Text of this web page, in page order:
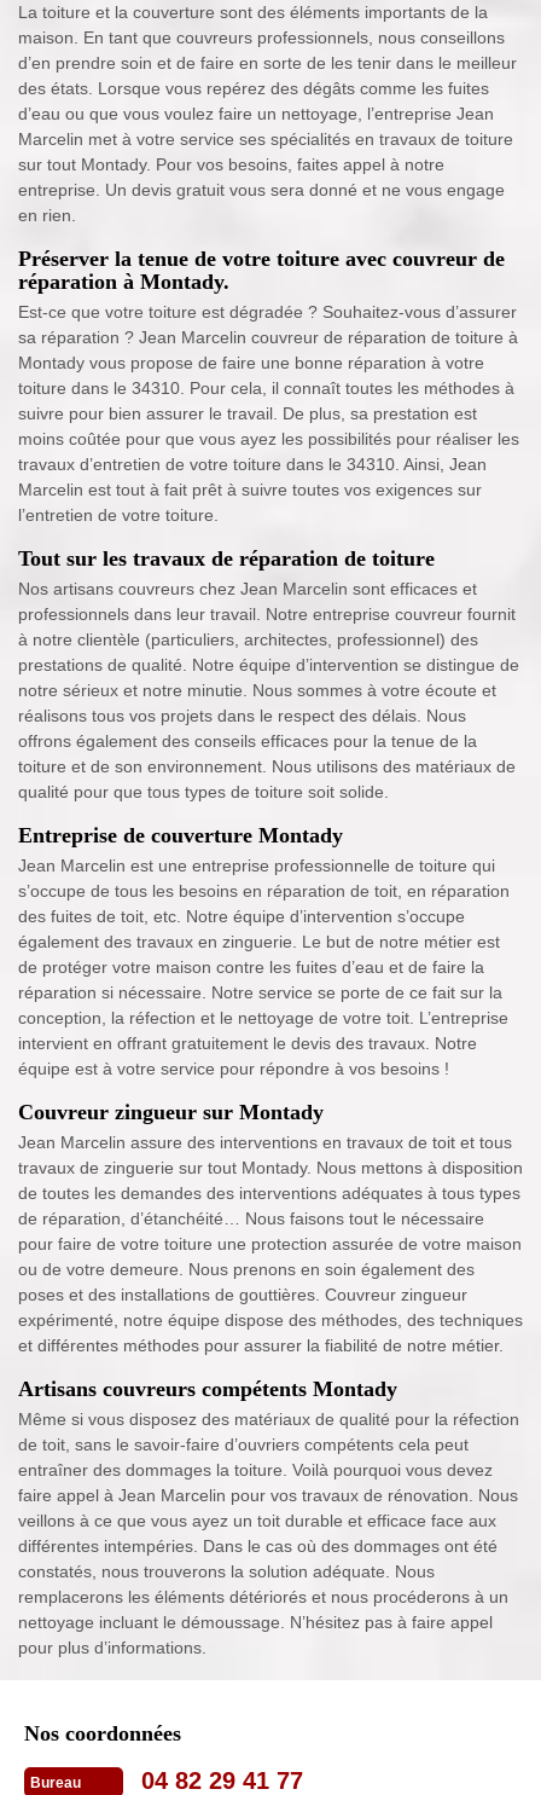
La toiture et la couverture sont des éléments importants de la
maison. En tant que couvreurs professionnels, nous conseillons
d’en prendre soin et de faire en sorte de les tenir dans le meilleur
des états. Lorsque vous repérez des dégâts comme les fuites
d’eau ou que vous voulez faire un nettoyage, l’entreprise Jean
Marcelin met à votre service ses spécialités en travaux de toiture
sur tout Montady. Pour vos besoins, faites appel à notre
entreprise. Un devis gratuit vous sera donné et ne vous engage
en rien.
Préserver la tenue de votre toiture avec couvreur de
réparation à Montady.
Est-ce que votre toiture est dégradée ? Souhaitez-vous d’assurer
sa réparation ? Jean Marcelin couvreur de réparation de toiture à
Montady vous propose de faire une bonne réparation à votre
toiture dans le 34310. Pour cela, il connaît toutes les méthodes à
suivre pour bien assurer le travail. De plus, sa prestation est
moins coûtée pour que vous ayez les possibilités pour réaliser les
travaux d’entretien de votre toiture dans le 34310. Ainsi, Jean
Marcelin est tout à fait prêt à suivre toutes vos exigences sur
l’entretien de votre toiture.
Tout sur les travaux de réparation de toiture
Nos artisans couvreurs chez Jean Marcelin sont efficaces et
professionnels dans leur travail. Notre entreprise couvreur fournit
à notre clientèle (particuliers, architectes, professionnel) des
prestations de qualité. Notre équipe d’intervention se distingue de
notre sérieux et notre minutie. Nous sommes à votre écoute et
réalisons tous vos projets dans le respect des délais. Nous
offrons également des conseils efficaces pour la tenue de la
toiture et de son environnement. Nous utilisons des matériaux de
qualité pour que tous types de toiture soit solide.
Entreprise de couverture Montady
Jean Marcelin est une entreprise professionnelle de toiture qui
s’occupe de tous les besoins en réparation de toit, en réparation
des fuites de toit, etc. Notre équipe d’intervention s’occupe
également des travaux en zinguerie. Le but de notre métier est
de protéger votre maison contre les fuites d’eau et de faire la
réparation si nécessaire. Notre service se porte de ce fait sur la
conception, la réfection et le nettoyage de votre toit. L’entreprise
intervient en offrant gratuitement le devis des travaux. Notre
équipe est à votre service pour répondre à vos besoins !
Couvreur zingueur sur Montady
Jean Marcelin assure des interventions en travaux de toit et tous
travaux de zinguerie sur tout Montady. Nous mettons à disposition
de toutes les demandes des interventions adéquates à tous types
de réparation, d’étanchéité… Nous faisons tout le nécessaire
pour faire de votre toiture une protection assurée de votre maison
ou de votre demeure. Nous prenons en soin également des
poses et des installations de gouttières. Couvreur zingueur
expérimenté, notre équipe dispose des méthodes, des techniques
et différentes méthodes pour assurer la fiabilité de notre métier.
Artisans couvreurs compétents Montady
Même si vous disposez des matériaux de qualité pour la réfection
de toit, sans le savoir-faire d’ouvriers compétents cela peut
entraîner des dommages la toiture. Voilà pourquoi vous devez
faire appel à Jean Marcelin pour vos travaux de rénovation. Nous
veillons à ce que vous ayez un toit durable et efficace face aux
différentes intempéries. Dans le cas où des dommages ont été
constatés, nous trouverons la solution adéquate. Nous
remplacerons les éléments détériorés et nous procéderons à un
nettoyage incluant le démoussage. N’hésitez pas à faire appel
pour plus d’informations.
Nos coordonnées
Bureau 04 82 29 41 77